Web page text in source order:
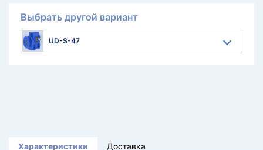
Выбрать другой вариант
UD-S-47
Характеристики Доставка